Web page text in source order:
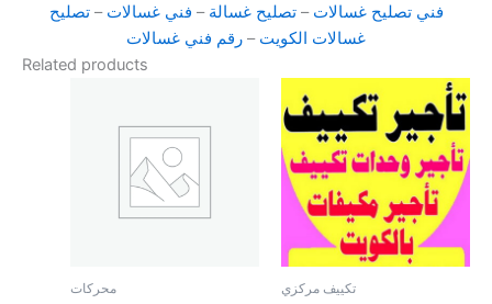
فني تصليح غسالات –تصليح غسالة – فني غسالات – تصليح
غسالات الكويت – رقم فني غسالات
Related products
محركات تكييف مركزي